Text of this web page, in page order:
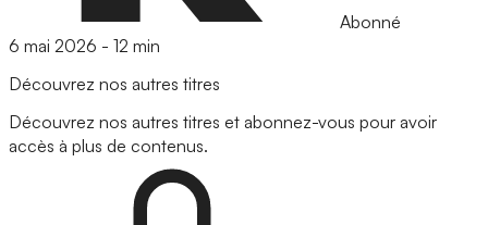
Abonné
6 mai 2026 - 12 min
Découvrez nos autres titres
Découvrez nos autres titres et abonnez-vous pour avoir
accès à plus de contenus.